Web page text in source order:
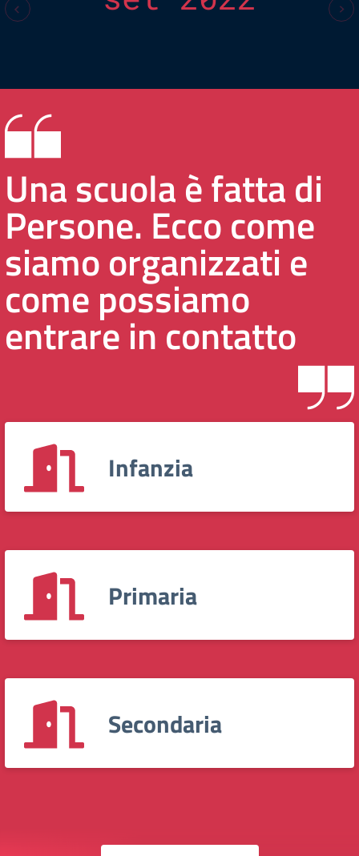
Una scuola è fatta di
Persone. Ecco come
siamo organizzati e
come possiamo
entrare in contatto
Infanzia
Primaria
Secondaria